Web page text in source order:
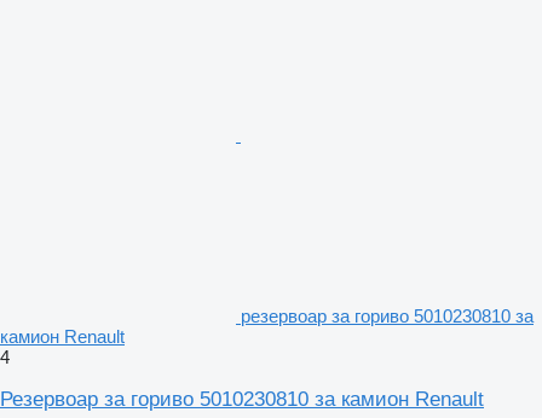
резервоар за гориво 5010230810 за
камион Renault
4
Резервоар за гориво 5010230810 за камион Renault